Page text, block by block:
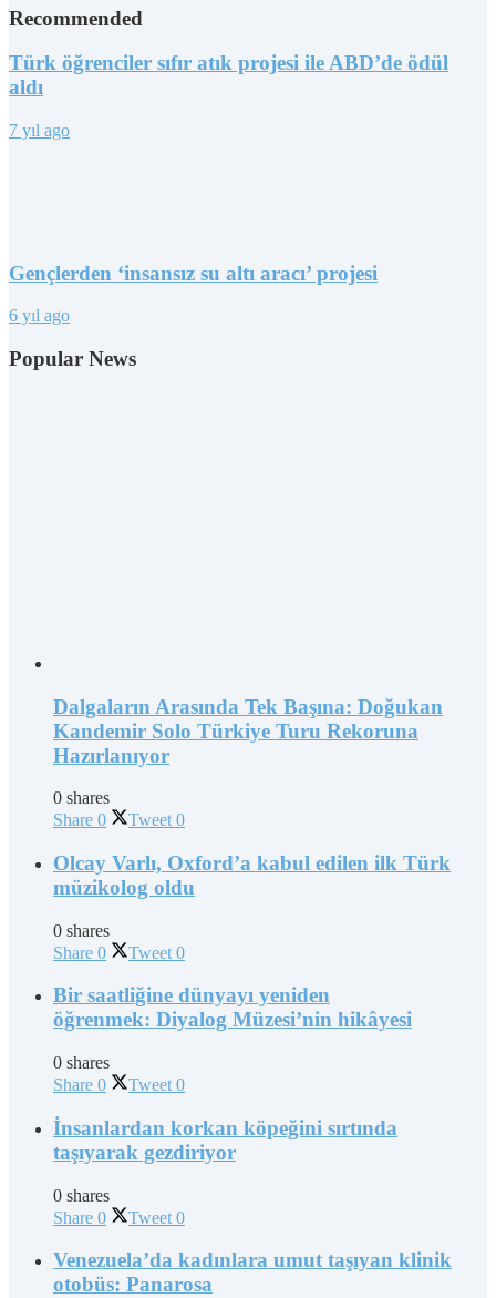
Recommended
Türk öğrenciler sıfır atık projesi ile ABD’de ödül
aldı
7 yıl ago
Gençlerden ‘insansız su altı aracı’ projesi
6 yıl ago
Popular News
Dalgaların Arasında Tek Başına: Doğukan
Kandemir Solo Türkiye Turu Rekoruna
Hazırlanıyor
0 shares
Share 0 Tweet 0
Olcay Varlı, Oxford’a kabul edilen ilk Türk
müzikolog oldu
0 shares
Share 0 Tweet 0
Bir saatliğine dünyayı yeniden
öğrenmek: Diyalog Müzesi’nin hikâyesi
0 shares
Share 0 Tweet 0
İnsanlardan korkan köpeğini sırtında
taşıyarak gezdiriyor
0 shares
Share 0 Tweet 0
Venezuela’da kadınlara umut taşıyan klinik
otobüs: Panarosa